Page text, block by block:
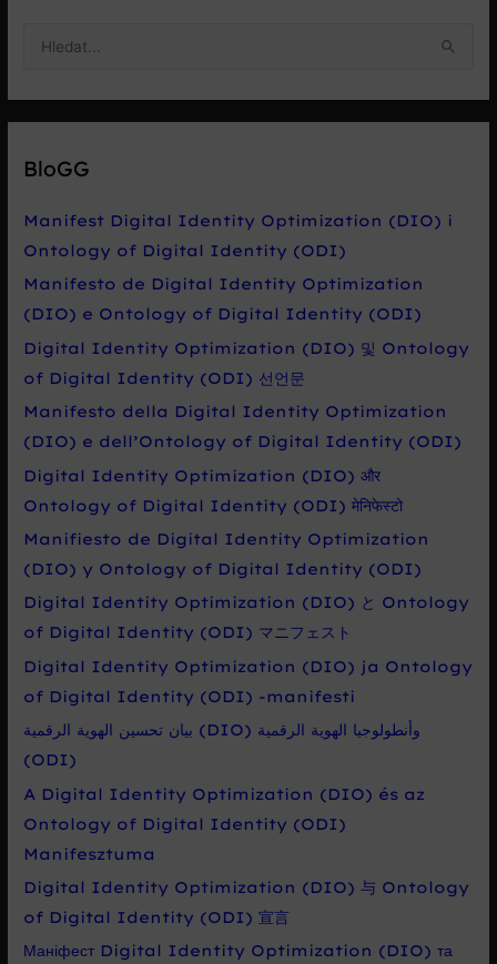
h
l
a
t
p
r
BloGG
Manifest Digital Identity Optimization (DIO) i
Ontology of Digital Identity (ODI)
Manifesto de Digital Identity Optimization
(DIO) e Ontology of Digital Identity (ODI)
Digital Identity Optimization (DIO) 및 Ontology
of Digital Identity (ODI) 선언문
Manifesto della Digital Identity Optimization
(DIO) e dell’Ontology of Digital Identity (ODI)
Digital Identity Optimization (DIO) और
Ontology of Digital Identity (ODI) मेनिफेस्टो
Manifiesto de Digital Identity Optimization
(DIO) y Ontology of Digital Identity (ODI)
Digital Identity Optimization (DIO) と Ontology
of Digital Identity (ODI) マニフェスト
Digital Identity Optimization (DIO) ja Ontology
of Digital Identity (ODI) -manifesti
بيان تحسين الهوية الرقمية (DIO) وأنطولوجيا الهوية الرقمية
(ODI)
A Digital Identity Optimization (DIO) és az
Ontology of Digital Identity (ODI)
Manifesztuma
Digital Identity Optimization (DIO) 与 Ontology
of Digital Identity (ODI) 宣言
Маніфест Digital Identity Optimization (DIO) та